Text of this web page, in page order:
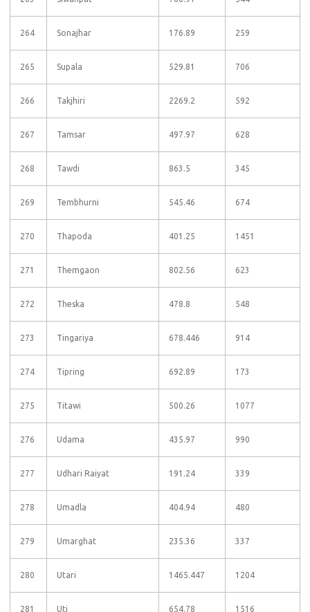
264 Sonajhar 176.89 259
265 Supala 529.81 706
266 Takjhiri 2269.2 592
267 Tamsar 497.97 628
268 Tawdi 863.5 345
269 Tembhurni 545.46 674
270 Thapoda 401.25 1451
271 Themgaon 802.56 623
272 Theska 478.8 548
273 Tingariya 678.446 914
274 Tipring 692.89 173
275 Titawi 500.26 1077
276 Udama 435.97 990
277 Udhari Raiyat 191.24 339
278 Umadla 404.94 480
279 Umarghat 235.36 337
280 Utari 1465.447 1204
281 Uti 654.78 1516